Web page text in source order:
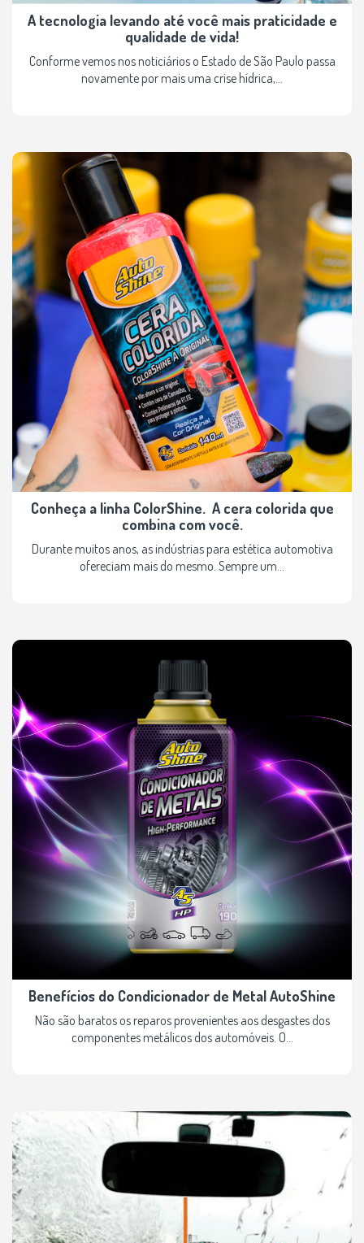
A tecnologia levando até você mais praticidade e
qualidade de vida!
Conforme vemos nos noticiários o Estado de São Paulo passa
novamente por mais uma crise hídrica,...
Conheça a linha ColorShine. A cera colorida que
combina com você.
Durante muitos anos, as indústrias para estética automotiva
ofereciam mais do mesmo. Sempre um...
Benefícios do Condicionador de Metal AutoShine
Não são baratos os reparos provenientes aos desgastes dos
componentes metálicos dos automóveis. O...